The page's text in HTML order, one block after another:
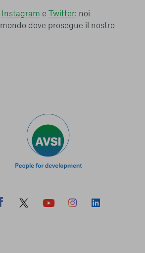
Instagram e Twitter: noi
dove prosegue il nostro